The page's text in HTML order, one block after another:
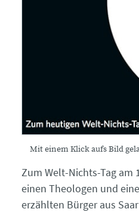
Mit einem Klick aufs Bild
Zum Welt-Nichts-Tag am
einen Theologen und
erzählten Bürger aus